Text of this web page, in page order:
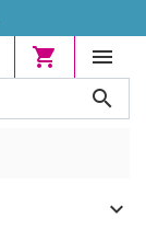



